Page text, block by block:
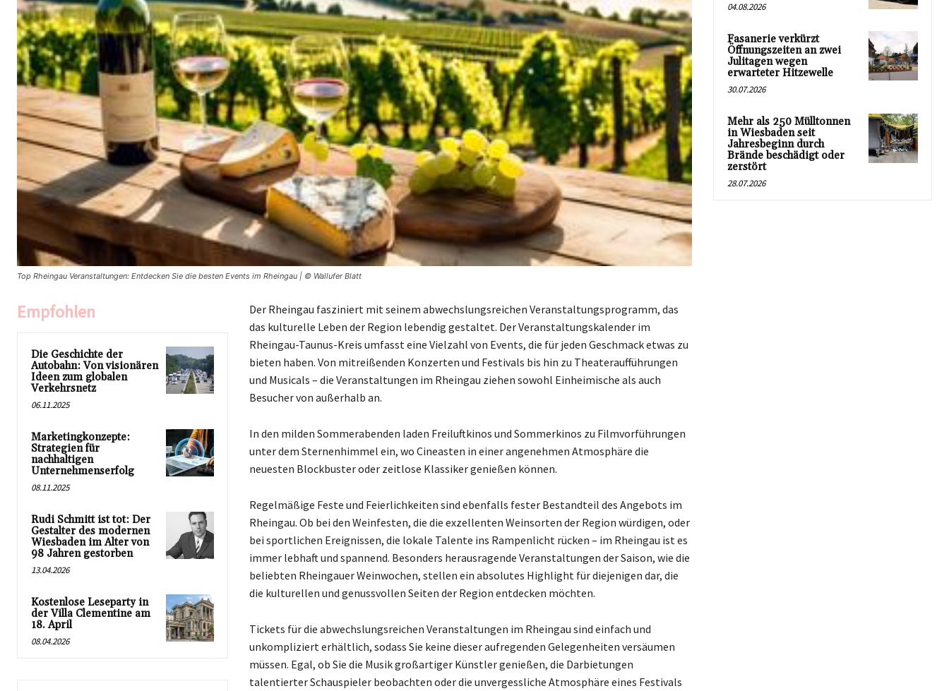
Top Rheingau Veranstaltungen: Entdecken Sie die besten Events im Rheingau | © Wallufer Blatt
Empfohlen
Die Geschichte der
Autobahn: Von visionären
Ideen zum globalen
Verkehrsnetz
06.11.2025
Marketingkonzepte:
Strategien für
nachhaltigen
Unternehmenserfolg
08.11.2025
Rudi Schmitt ist tot: Der
Gestalter des modernen
Wiesbaden im Alter von
98 Jahren gestorben
13.04.2026
Kostenlose Leseparty in
der Villa Clementine am
18. April
08.04.2026
Der Rheingau fasziniert mit seinem abwechslungsreichen Veranstaltungsprogramm, das
das kulturelle Leben der Region lebendig gestaltet. Der Veranstaltungskalender im
Rheingau-Taunus-Kreis umfasst eine Vielzahl von Events, die für jeden Geschmack etwas zu
bieten haben. Von mitreißenden Konzerten und Festivals bis hin zu Theateraufführungen
und Musicals – die Veranstaltungen im Rheingau ziehen sowohl Einheimische als auch
Besucher von außerhalb an.
In den milden Sommerabenden laden Freiluftkinos und Sommerkinos zu Filmvorführungen
unter dem Sternenhimmel ein, wo Cineasten in einer angenehmen Atmosphäre die
neuesten Blockbuster oder zeitlose Klassiker genießen können.
Regelmäßige Feste und Feierlichkeiten sind ebenfalls fester Bestandteil des Angebots im
Rheingau. Ob bei den Weinfesten, die die exzellenten Weinsorten der Region würdigen, oder
bei sportlichen Ereignissen, die lokale Talente ins Rampenlicht rücken – im Rheingau ist es
immer lebhaft und spannend. Besonders herausragende Veranstaltungen der Saison, wie die
beliebten Rheingauer Weinwochen, stellen ein absolutes Highlight für diejenigen dar, die
die kulturellen und genussvollen Seiten der Region entdecken möchten.
Tickets für die abwechslungsreichen Veranstaltungen im Rheingau sind einfach und
unkompliziert erhältlich, sodass Sie keine dieser aufregenden Gelegenheiten versäumen
müssen. Egal, ob Sie die Musik großartiger Künstler genießen, die Darbietungen
talentierter Schauspieler beobachten oder die unvergessliche Atmosphäre eines Festivals
04.08.2026
Fasanerie verkürzt
Öffnungszeiten an zwei
Julitagen wegen
erwarteter Hitzewelle
30.07.2026
Mehr als 250 Mülltonnen
in Wiesbaden seit
Jahresbeginn durch
Brände beschädigt oder
zerstört
28.07.2026